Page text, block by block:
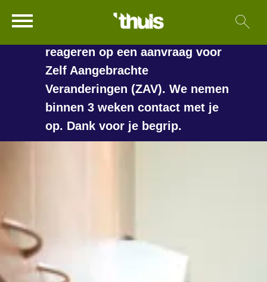
Naar hoofdinhoud
Naar hoofdnavigatiemenu
Naar zoeken
Naar de homepage
Ga naar Hoofd
langer duren voordat we
reageren op een aanvraag voor
Zelf Aangebrachte
Veranderingen (ZAV). We nemen
binnen 3 weken contact met je
op. Dank voor je begrip.